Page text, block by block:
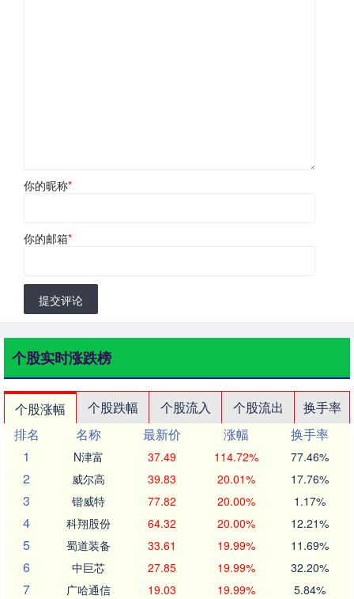
你的昵称*
你的邮箱*
提交评论
个股实时涨跌榜
个股涨幅 个股跌幅 个股流入 个股流出
换手率
排名
名称 最新价 涨幅
换手率
1
N津富 37.49 114.72% 77.46%
2 威尔高 39.83 20.01% 17.76%
3 锴威特 77.82 20.00% 1.17%
4 科翔股份 64.32 20.00% 12.21%
5 蜀道装备 33.61 19.99% 11.69%
6 中巨芯 27.85 19.99% 32.20%
7 广哈通信 19.03 19.99% 5.84%